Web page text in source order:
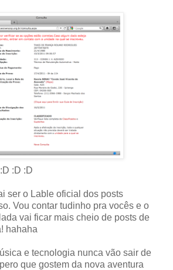
:D :D
ser o Lable oficial dos posts
Vou contar tudinho pra vocês e o
vai ficar mais cheio de posts de
hahaha
e tecnologia nunca vão sair de
que gostem da nova aventura